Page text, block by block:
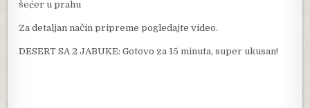
šećer u prahu
Za detaljan način pripreme pogledajte video.
DESERT SA 2 JABUKE: Gotovo za 15 minuta, super ukusan!